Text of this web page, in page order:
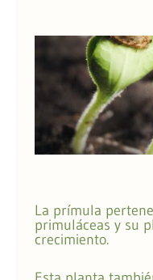
La prímula
primuláceas y su
crecimiento.